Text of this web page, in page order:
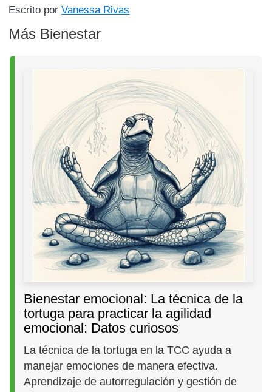
Escrito porVanessa Rivas
Más Bienestar
Bienestar emocional: La técnica de la
tortuga para practicar la agilidad
emocional: Datos curiosos
La técnica de la tortuga en la TCC ayuda a
manejar emociones de manera efectiva.
Aprendizaje de autorregulación y gestión de